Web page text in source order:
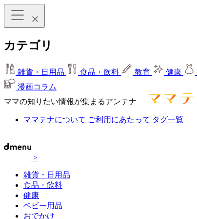
カテゴリ
雑貨・日用品 食品・飲料 教育 健康
漫画コラム
ママの知りたい情報が集まるアンテナ
ママテナについて ご利用にあたって タグ一覧
>
雑貨・日用品
食品・飲料
健康
ベビー用品
おでかけ